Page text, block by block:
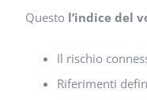
Questo l’indice del
Il rischio
Riferimenti